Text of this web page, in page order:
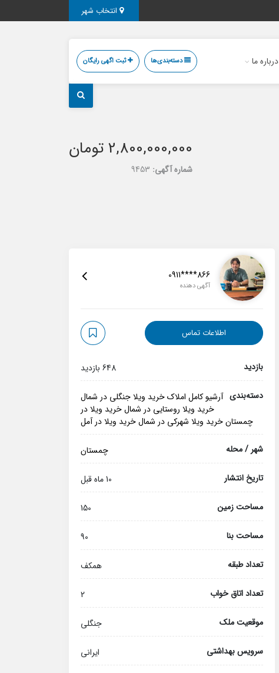
درباره ما دسته‌بندی‌ها ثبت اگهی رایگان
2,800,000,000 تومان
شماره آگهی: 9453
0911****866
آگهی دهنده
اطلاعات تماس
بازدید 648 بازدید
دسته‌بندی آرشیو کامل املاکخرید ویلا جنگلی در شمال
خرید ویلا روستایی در شمالخرید ویلا در
چمستانخرید ویلا شهرکی در شمالخرید ویلا در آمل
شهر / محله چمستان
تاریخ انتشار 10 ماه قبل
مساحت زمین 150
مساحت بنا 90
تعداد طبقه همکف
تعداد اتاق خواب 2
موقعیت ملک جنگلی
سرویس بهداشتی ایرانی